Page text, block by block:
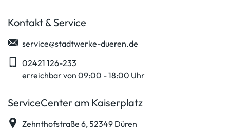
Kontakt & Service
service@stadtwerke-dueren.de
02421 126-233
erreichbar von 09:00 - 18:00 Uhr
ServiceCenter am Kaiserplatz
Zehnthofstraße 6, 52349 Düren